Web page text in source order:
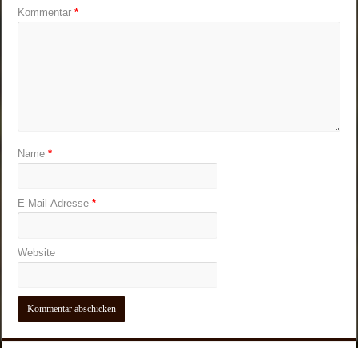
Kommentar*
Name*
E-Mail-Adresse*
Website